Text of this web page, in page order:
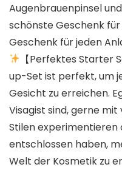
Augenbrauenpinsel
schönste Geschenk für
Geschenk für jeden
【Perfektes Starter
up-Set ist perfekt, um
Gesicht zu erreichen.
Visagist sind, gerne
Stilen experimentieren
entschlossen haben,
Welt der Kosmetik zu